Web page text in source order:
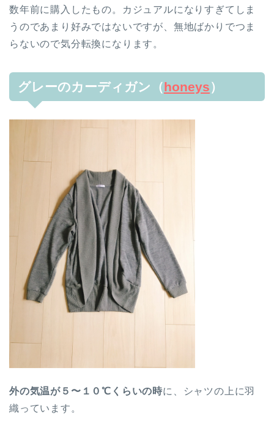
数年前に購入したもの。カジュアルになりすぎてしま
うのであまり好みではないですが、無地ばかりでつま
らないので気分転換になります。
グレーのカーディガン（honeys）
外の気温が５〜１０℃くらいの時に、シャツの上に羽
織っています。